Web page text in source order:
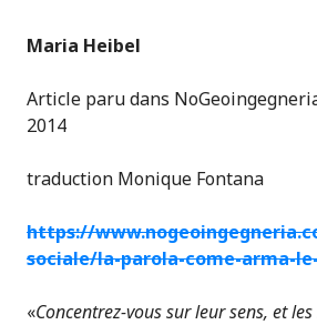
Maria Heibel
Article paru dans
2014
traduction Monique Fontana
https://
sociale/la-parola-come-arma-
«Concentrez-vous sur leur sens, et